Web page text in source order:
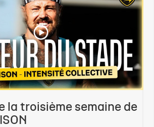
la troisième semaine de